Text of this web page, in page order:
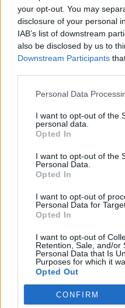
your opt-out. You may
disclosure of your personal
IAB’s list of downstream
also be disclosed by us to
Downstream Participants
Personal Data
I want to opt-out of the
personal data.
Opted In
I want to opt-out of the
Personal Data.
Opted In
I want to opt-out of
Personal Data for
Opted In
I want to opt-out of
Retention, Sale, and/or
Personal Data that Is
Purposes for which it
Opted Out
CONFIRM
Bemutatkozás: Az ország
jogfolytonosan működő
műkereskedelem
műkereskedelem egyik
és árverési központtá vált. .
műkereskedelmi
felkészült munkatársai a hét
eladni, vagy venni kívánók
GALÉRIA TOVÁBBI
KAPCSOLÓDÓ